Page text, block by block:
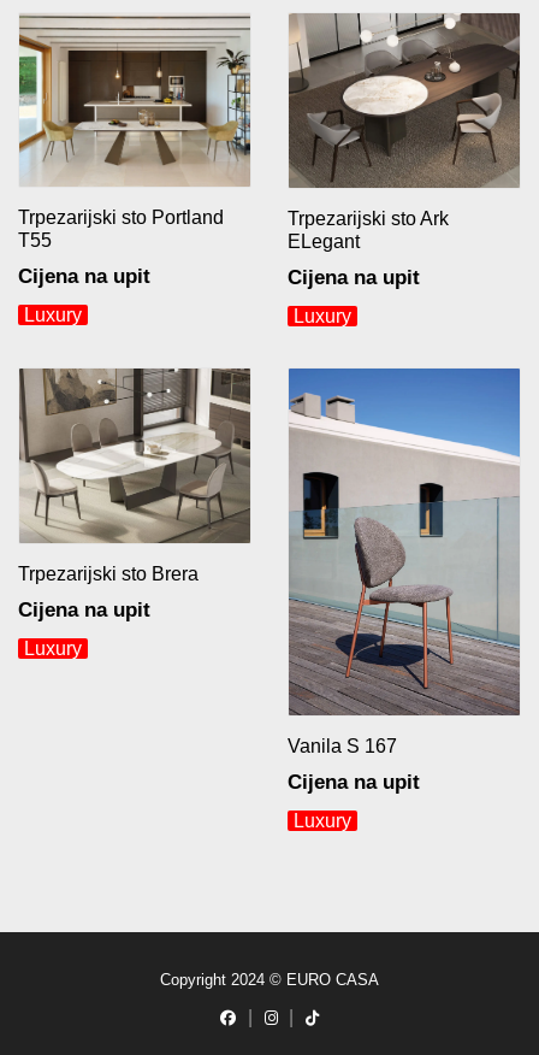
Trpezarijski sto Portland
T55
Cijena na upit
Luxury
Trpezarijski sto Ark
ELegant
Cijena na upit
Luxury
Trpezarijski sto Brera
Cijena na upit
Luxury
Vanila S 167
Cijena na upit
Luxury
Copyright 2024 © EURO CASA